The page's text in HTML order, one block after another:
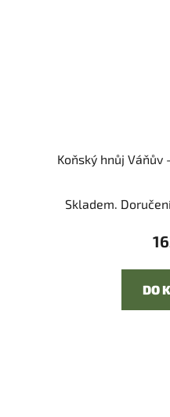
Koňský hnůj Váňův
Skladem.
DO